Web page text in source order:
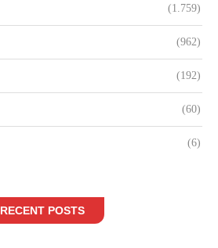
(1.759)
(962)
(192)
(60)
(6)
RECENT POSTS